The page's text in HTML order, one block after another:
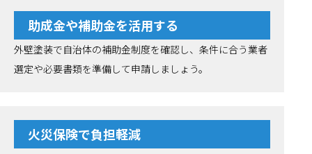
助成金や補助金を活用する
外壁塗装で自治体の補助金制度を確認し、条件に合う業者
選定や必要書類を準備して申請しましょう。
火災保険で負担軽減